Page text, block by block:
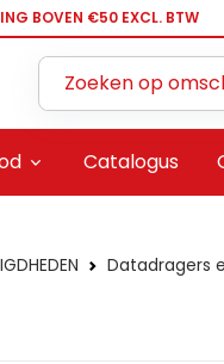
BOVEN €50 EXCL. BTW
Catalogus
Datadragers